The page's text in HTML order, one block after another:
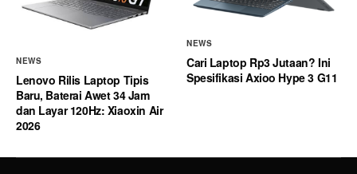
NEWS
Lenovo Rilis Laptop Tipis
Baru, Baterai Awet 34 Jam
dan Layar 120Hz: Xiaoxin Air
2026
NEWS
Cari Laptop Rp3 Jutaan? Ini
Spesifikasi Axioo Hype 3 G11